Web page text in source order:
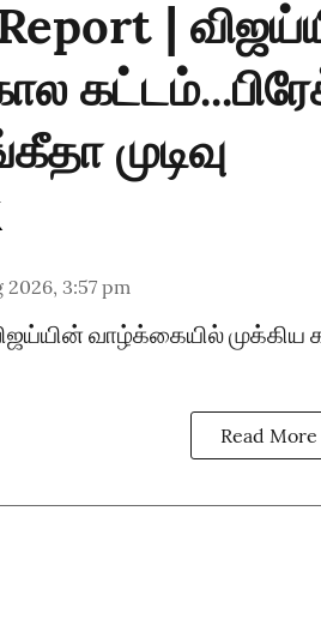
|
முடிவு
2026, 3:57 pm
வாழ்க்கையில் முக்கிய
Read More